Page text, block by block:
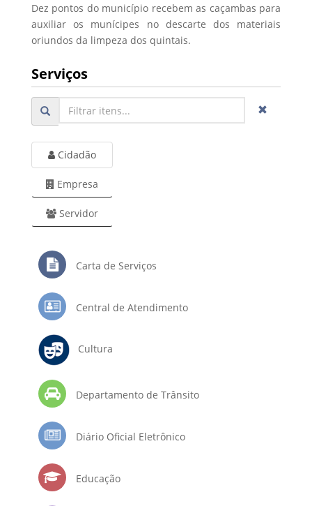
Dez pontos do município recebem as caçambas para
auxiliar os munícipes no descarte dos materiais
oriundos da limpeza dos quintais.
Serviços
Cidadão
Empresa
Servidor
Carta de Serviços
Central de Atendimento
Cultura
Departamento de Trânsito
Diário Oficial Eletrônico
Educação